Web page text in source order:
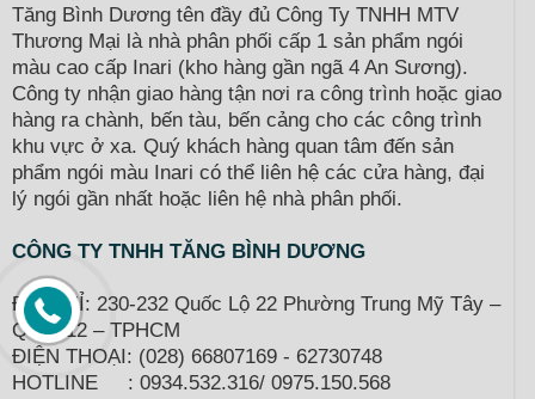
Tăng Bình Dương tên đầy đủ Công Ty TNHH MTV
Thương Mại là nhà phân phối cấp 1 sản phẩm ngói
màu cao cấp Inari (kho hàng gần ngã 4 An Sương).
Công ty nhận giao hàng tận nơi ra công trình hoặc giao
hàng ra chành, bến tàu, bến cảng cho các công trình
khu vực ở xa. Quý khách hàng quan tâm đến sản
phẩm ngói màu Inari có thể liên hệ các cửa hàng, đại
lý ngói gần nhất hoặc liên hệ nhà phân phối.
CÔNG TY TNHH TĂNG BÌNH DƯƠNG
ĐỊA CHỈ: 230-232 Quốc Lộ 22 Phường Trung Mỹ Tây –
Quận 12 – TPHCM
ĐIỆN THOẠI: (028) 66807169 - 62730748
HOTLINE : 0934.532.316/ 0975.150.568